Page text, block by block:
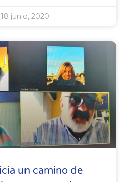
18 junio, 2020
un camino de